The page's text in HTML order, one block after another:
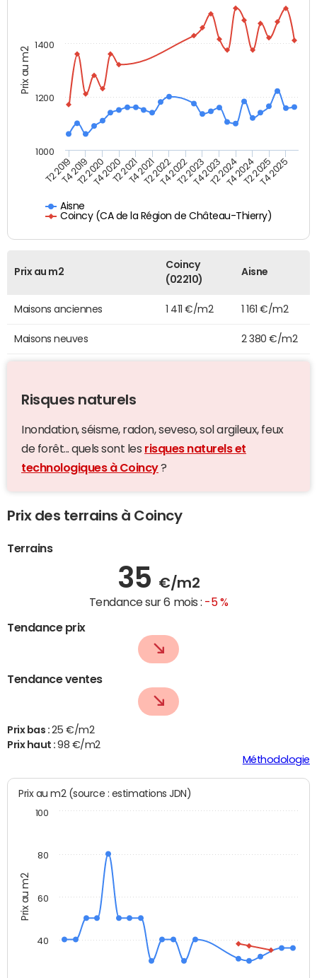
Prix au m2
Aisne
Coincy (CA de la Région de Château-Thierry)
T2 2019T4 2019T2 2020T4 2020T2 2021T4 2021T2 2022T4 2022T2 2023T4 2023T2 2024T4 2024T2 2025T4 2025
1000
1200
1400
Prix au m2
Coincy
(02210)
Aisne
Maisons anciennes 1 411 €/m2 1 161 €/m2
Maisons neuves 2 380 €/m2
Risques naturels
Inondation, séisme, radon, seveso, sol argileux, feux
de forêt... quels sont les risques naturels et
technologiques à Coincy?
Prix des terrains à Coincy
Terrains
35 €/m2
Tendance sur 6 mois : -5 %
Tendance prix
Tendance ventes
Prix bas : 25 €/m2
Prix haut :98 €/m2
Méthodologie
Prix au m2
Prix au m2 (source : estimations JDN)
40
60
80
100